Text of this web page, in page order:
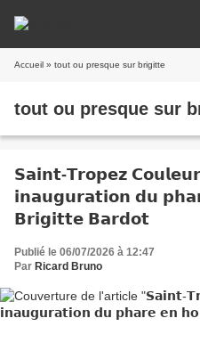
Accueil » tout ou presque sur brigitte
tout ou presque sur
𝗦𝗮𝗶𝗻𝘁-𝗧𝗿𝗼𝗽𝗲𝘇
𝗶𝗻𝗮𝘂𝗴𝘂𝗿𝗮𝘁𝗶𝗼𝗻 𝗱𝘂
𝗕𝗿𝗶𝗴𝗶𝘁𝘁𝗲 𝗕𝗮𝗿𝗱𝗼𝘁
Publié le 06/07/2026 à 12:47
Par Ricard Bruno